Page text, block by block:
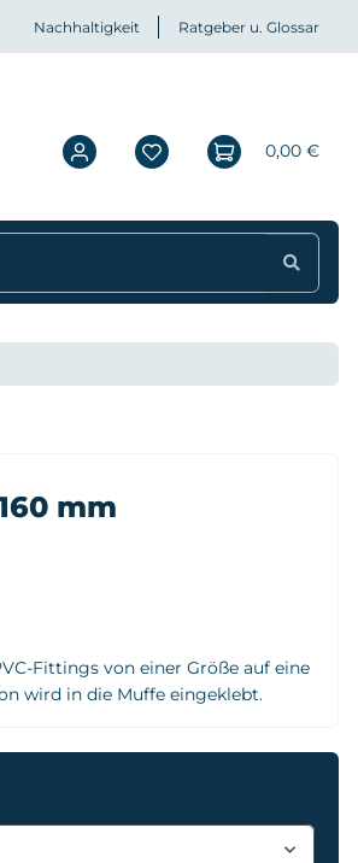
Nachhaltigkeit Ratgeber u. Glossar
0,00 €
mm
Fittings von einer Größe auf eine
wird in die Muffe eingeklebt.